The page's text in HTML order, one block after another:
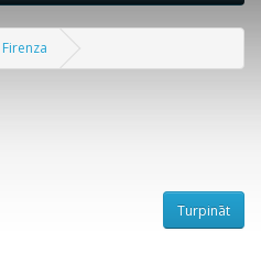
Firenza
Turpināt